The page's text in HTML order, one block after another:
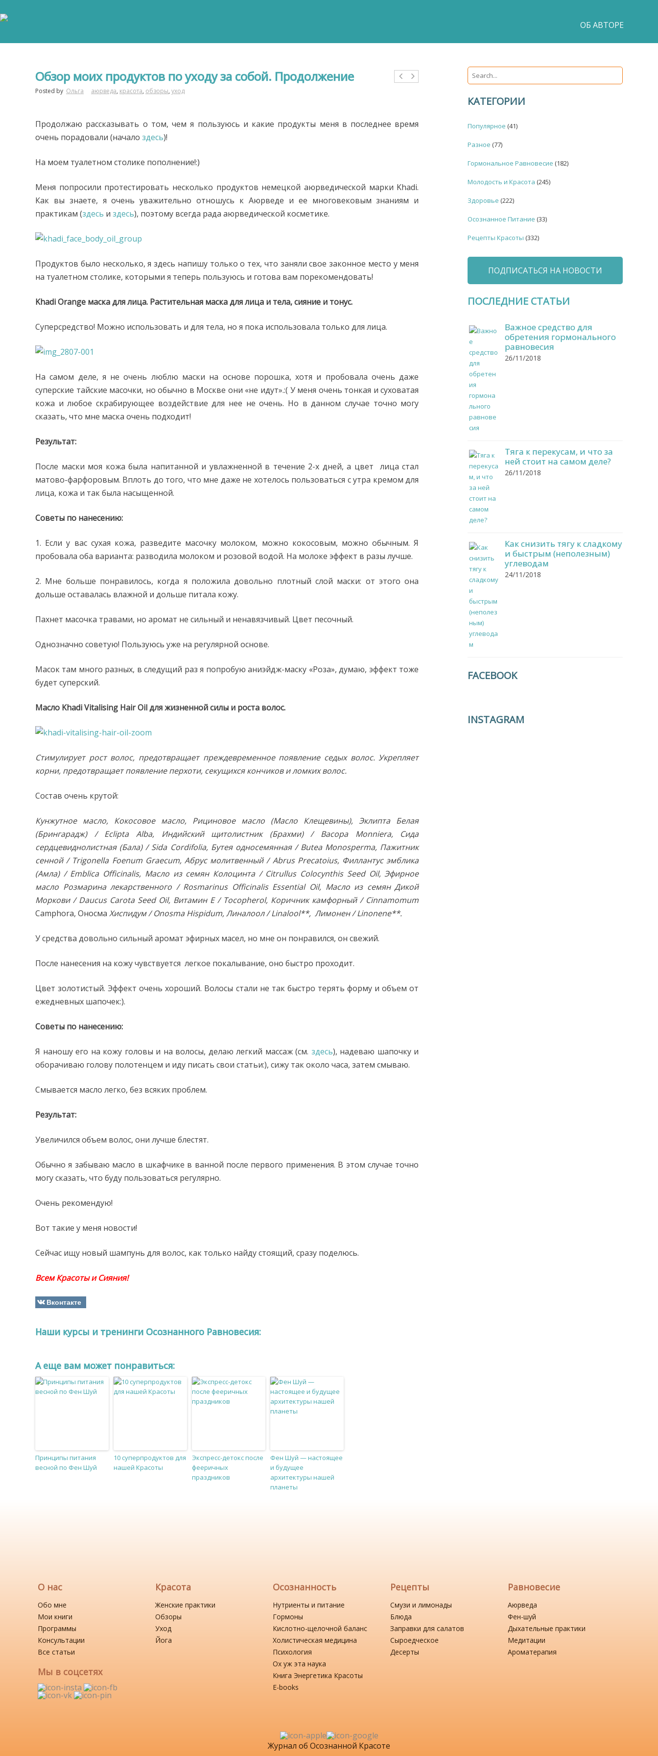
ОБ АВТОРЕ
Обзор моих продуктов по уходу за собой. Продолжение
Posted by Ольга аюрведа, красота, обзоры, уход
Продолжаю рассказывать о том, чем я пользуюсь и какие продукты меня в последнее время
очень порадовали (начало здесь)!
На моем туалетном столике пополнение!:)
Меня попросили протестировать несколько продуктов немецкой аюрведической марки Khadi.
Как вы знаете, я очень уважительно отношусь к Аюрведе и ее многовековым знаниям и
практикам (здесь и здесь), поэтому всегда рада аюрведической косметике.
Продуктов было несколько, я здесь напишу только о тех, что заняли свое законное место у меня
на туалетном столике, которыми я теперь пользуюсь и готова вам порекомендовать!
Khadi Оrange маска для лица. Растительная маска для лица и тела, сияние и тонус.
Суперсредство! Можно использовать и для тела, но я пока использовала только для лица.
На самом деле, я не очень люблю маски на основе порошка, хотя и пробовала очень даже
суперские тайские масочки, но обычно в Москве они «не идут».:( У меня очень тонкая и суховатая
кожа и любое скрабирующее воздействие для нее не очень. Но в данном случае точно могу
сказать, что мне маска очень подходит!
Результат:
После маски моя кожа была напитанной и увлажненной в течение 2-х дней, а цвет лица стал
матово-фарфоровым. Вплоть до того, что мне даже не хотелось пользоваться с утра кремом для
лица, кожа и так была насыщенной.
Советы по нанесению:
1. Если у вас сухая кожа, разведите масочку молоком, можно кокосовым, можно обычным. Я
пробовала оба варианта: разводила молоком и розовой водой. На молоке эффект в разы лучше.
2. Мне больше понравилось, когда я положила довольно плотный слой маски: от этого она
дольше оставалась влажной и дольше питала кожу.
Пахнет масочка травами, но аромат не сильный и ненавязчивый. Цвет песочный.
Однозначно советую! Пользуюсь уже на регулярной основе.
Масок там много разных, в следущий раз я попробую аниэйдж-маску «Роза», думaю, эффект тоже
будет суперский.
Масло Khadi Vitalising Hair Oil для жизненной силы и роста волос.
Стимулирует рост волос, предотвращает преждевременное появление седых волос. Укрепляет
корни, предотвращает появление перхоти, секущихся кончиков и ломких волос.
Состав очень крутой:
Кунжутное масло, Кокосовое масло, Рициновое масло (Масло Клещевины), Эклипта Белая
(Брингарадж) / Eclipta Alba, Индийский щитолистник (Брахми) / Bacopa Monniera, Сида
сердцевиднолистная (Бала) / Sida Cordifolia, Бутея односемянная / Butea Monosperma, Пажитник
сенной / Trigonella Foenum Graecum, Абрус молитвенный / Abrus Precatoius, Филлантус эмблика
(Амла) / Emblica Officinalis, Масло из семян Колоцинта / Citrullus Colocynthis Seed Oil, Эфирное
масло Розмарина лекарственного / Rosmarinus Officinalis Essential Oil, Масло из семян Дикой
Моркови / Daucus Carota Seed Oil, Витамин Е / Tocopherol, Коричник камфорный / Cinnamomum
Camphora, Оносма Хиспидум / Onosma Hispidum, Линалоол / Linalool**, Лимонен / Linonene**.
У средства довольно сильный аромат эфирных масел, но мне он понравился, он свежий.
После нанесения на кожу чувствуется легкое покалывание, оно быстро проходит.
Цвет золотистый. Эффект очень хороший. Волосы стали не так быстро терять форму и объем от
ежедневных шапочек:).
Советы по нанесению:
Я наношу его на кожу головы и на волосы, делаю легкий массаж (см. здесь), надеваю шапочку и
оборачиваю голову полотенцем и иду писать свои статьи:), сижу так около часа, затем смываю.
Смывается масло легко, без всяких проблем.
Результат:
Увеличился объем волос, они лучше блестят.
Обычно я забываю масло в шкафчике в ванной после первого применения. В этом случае точно
могу сказать, что буду пользоваться регулярно.
Очень рекомендую!
Вот такие у меня новости!
Сейчас ищу новый шампунь для волос, как только найду стоящий, сразу поделюсь.
Всем Красоты и Сияния!
Вконтакте
Наши курсы и тренинги Осознанного Равновесия:
A еще вам может понравиться:
Принципы питания
весной по Фен Шуй
10 суперпродуктов для
нашей Красоты
Экспресс-детокс после
фееричных
праздников
Фен Шуй — настоящее
и будущее
архитектуры нашей
планеты
КАТЕГОРИИ
Популярное (41)
Разное (77)
Гормональное Равновесие (182)
Молодость и Красота (245)
Здоровье (222)
Осознанное Питание (33)
Рецепты Красоты (332)
ПОДПИСАТЬСЯ НА НОВОСТИ
ПОСЛЕДНИЕ СТАТЬИ
Важное средство для
обретения гормонального
равновесия
26/11/2018
Тяга к перекусам, и что за
ней стоит на самом деле?
26/11/2018
Как снизить тягу к сладкому
и быстрым (неполезным)
углеводам
24/11/2018
FACEBOOK
INSTAGRAM
О нас
Обо мне
Мои книги
Программы
Консультации
Все статьи
Мы в соцсетях
Красота
Женские практики
Обзоры
Уход
Йога
Осознанность
Нутриенты и питание
Гормоны
Кислотно-щелочной баланс
Холистическая медицина
Психология
Ох уж эта наука
Книга Энергетика Красоты
Е-books
Рецепты
Смузи и лимонады
Блюда
Заправки для салатов
Сыроедческое
Десерты
Равновесие
Аюрведа
Фен-шуй
Дыхательные практики
Медитации
Ароматерапия
Журнал об Осознанной Красоте